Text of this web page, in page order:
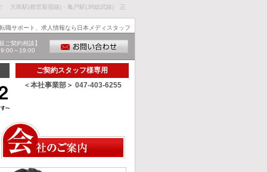
大島駅(都営新宿線)・亀戸駅(JR総武線) 正
職サポート、求人情報なら日本メディスタッフ
ご契約相談】
～19:00
ご契約スタッフ様専用
＜本社事業部＞ 047-403-6255